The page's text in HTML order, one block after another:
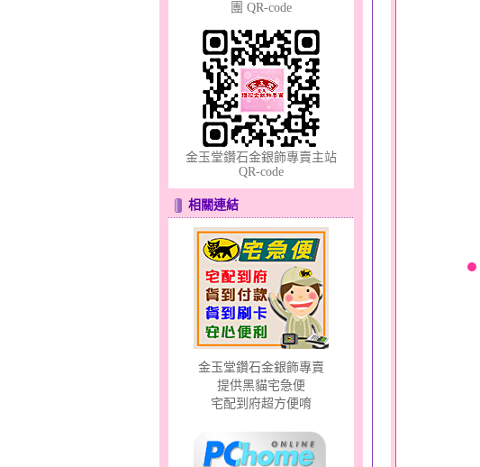
幸福祈願～金銀鋼套鍊
貓頭鷹～黃金耳環
團 QR-code
金玉堂鑽石金銀飾專賣主站
QR-code
相關連結
金玉堂鑽石金銀飾專賣
提供黑貓宅急便
宅配到府超方便唷